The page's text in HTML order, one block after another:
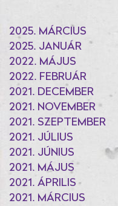
2025. MÁRCIUS
2025. JANUÁR
2022. MÁJUS
2022. FEBRUÁR
2021. DECEMBER
2021. NOVEMBER
2021. SZEPTEMBER
2021. JÚLIUS
2021. JÚNIUS
2021. MÁJUS
2021. ÁPRILIS
2021. MÁRCIUS